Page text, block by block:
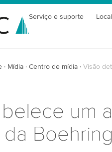
Serviço e suporte
Mídia Centro de mídia Visão
um